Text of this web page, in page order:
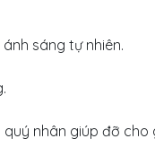
sáng tự nhiên.
nhân giúp đỡ cho